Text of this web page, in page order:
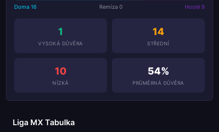
Doma 16 Remíza 0 Hosté 9
1
VYSOKÁ DŮVĚRA
14
STŘEDNÍ
10
NÍZKÁ
54%
PRŮMĚRNÁ DŮVĚRA
Liga MX Tabulka